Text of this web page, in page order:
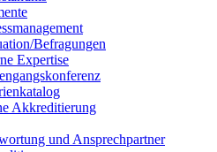
Befragungen
Expertise
Akkreditierung
und Ansprechpartner